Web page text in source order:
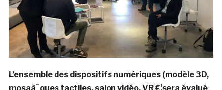
L’ensemble des dispositifs numériques (modèle 3D,
mosaà¯ques tactiles, salon vidéo, VR €¦sera évalué